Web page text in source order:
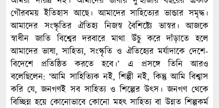
গৌরবময় ইতিহাস আছে। আমাদের সাহিত্যের ভান্ডার সমৃদ্ধ।
আমাদের সংস্কৃতির ঐতিহ্য নিজস্ব বৈশিষ্ট্যে ভাস্বর। আজকে
স্বাধীন জাতি বিশ্বের দরবারে মাথা উঁচু করে দাঁড়াতে হলে
আমাদের ভাষা, সাহিত্য, সংস্কৃতি ও ঐতিহ্যের মর্যাদাকে দেশে-
বিদেশে প্রতিষ্ঠিত করতে হবে।’ এ প্রসঙ্গে তিনি আরও
বলেছিলেন: ‘আমি সাহিত্যিক নই, শিল্পী নই, কিন্তু আমি বিশ্বাস
করি যে, জনগণই সব সাহিত্য ও শিল্পের উৎস। জনগণ থেকে
বিচ্ছিন্ন হয়ে কোনোভাবে কোনো মহৎ সাহিত্য বা উন্নত শিল্পকর্ম